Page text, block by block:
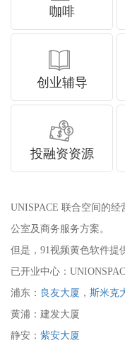
咖啡
创业辅导
投融资资源
UNISPACE 联合空间的经
公室及商务服务方案。
但是，91视频黄色软
已开业中心：
浦东： 良友大厦 ， 斯米克
黄浦：建发大厦
静安： 紫安大厦